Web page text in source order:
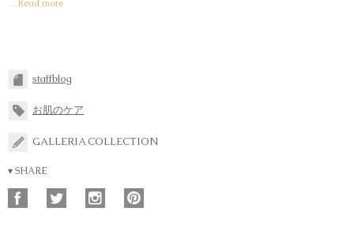
…Read more
staffblog
お肌のケア
GALLERIA COLLECTION
▾ SHARE